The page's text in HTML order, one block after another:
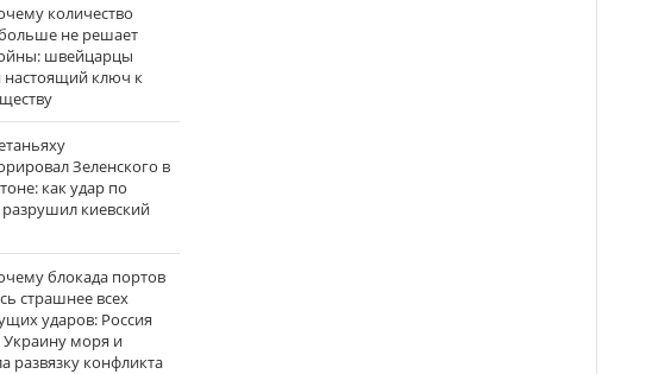
количество
не решает
швейцарцы
настоящий ключ к
Зеленского в
как удар по
киевский
блокада портов
страшнее всех
ударов: Россия
моря и
развязку конфликта